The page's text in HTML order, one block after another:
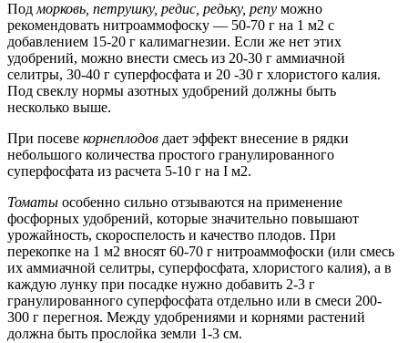
Под морковь, петрушку, редис, редьку, репу можно
рекомендовать нитроаммофоску — 50-70 г на 1 м2 с
добавлением 15-20 г калимагнезии. Если же нет этих
удобрений, можно внести смесь из 20-30 г аммиачной
селитры, 30-40 г суперфосфата и 20 -30 г хлористого калия.
Под свеклу нормы азотных удобрений должны быть
несколько выше.
При посеве корнеплодов дает эффект внесение в рядки
небольшого количества простого гранулированного
суперфосфата из расчета 5-10 г на I м2.
Томаты особенно сильно отзываются на применение
фосфорных удобрений, которые значительно повышают
урожайность, скороспелость и качество плодов. При
перекопке на 1 м2 вносят 60-70 г нитроаммофоски (или смесь
их аммиачной селитры, суперфосфата, хлористого калия), а в
каждую лунку при посадке нужно добавить 2-3 г
гранулированного суперфосфата отдельно или в смеси 200-
300 г перегноя. Между удобрениями и корнями растений
должна быть прослойка земли 1-3 см.